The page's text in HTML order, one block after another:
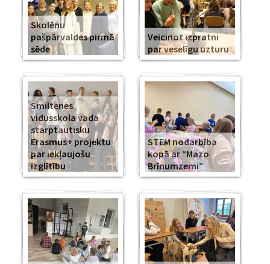
Skolēnu
pašpārvaldes pirmā
sēde
Veicinot izpratni
par veselīgu uzturu
Smiltenes
vidusskola vada
starptautisku
Erasmus+ projektu
par iekļaujošu
izglītību
STEM nodarbība
kopā ar “Mazo
Brīnumzemi”